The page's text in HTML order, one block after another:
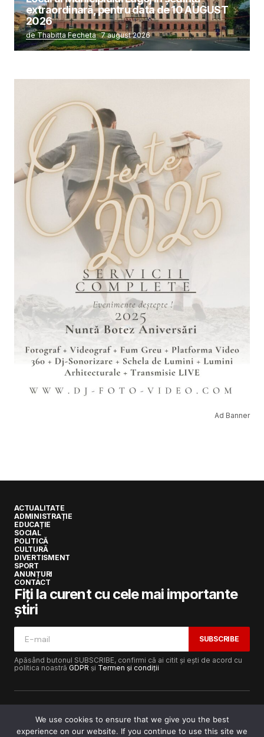
extraordinară, pentru data de 10 AUGUST
2026
de Thabitta Fecheta 7 august 2026
Ad Banner
ACTUALITATE
ADMINISTRAȚIE
EDUCAȚIE
SOCIAL
POLITICĂ
CULTURĂ
DIVERTISMENT
SPORT
ANUNȚURI
CONTACT
Fiți la curent cu cele mai importante
știri
SUBSCRIBE
Apăsând butonul SUBSCRIBE, confirmi că ai citit și ești de acord cu
politica noastră GDPR și Termen și condiții
Copyright © 2017-2025Lugojeanul.ro· Toate drepturile
We use cookies to ensure that we give you the best
experience on our website. If you continue to use this site we